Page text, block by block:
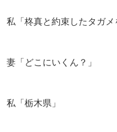
私「柊真と約束したタガメ
妻「どこにいくん？」
私「栃木県」